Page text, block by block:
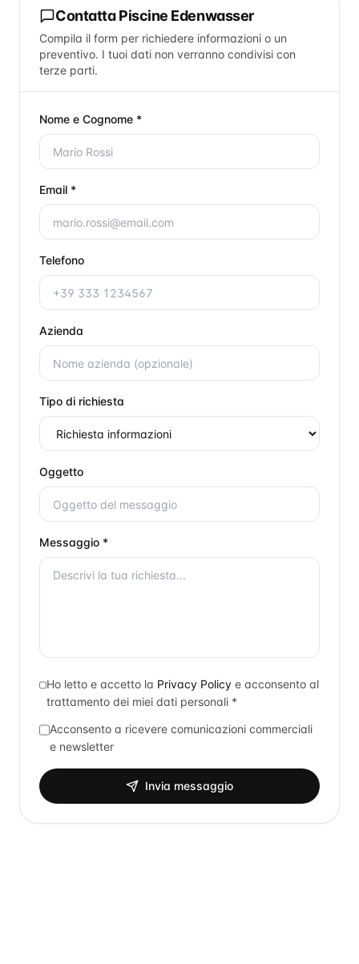
ContattaPiscine Edenwasser
Compila il form per richiedere informazioni o un
preventivo. I tuoi dati non verranno condivisi con
terze parti.
Nome e Cognome *
Email *
Telefono
Azienda
Tipo di richiesta
Oggetto
Messaggio *
Ho letto e accetto la Privacy Policy e acconsento al
trattamento dei miei dati personali *
Acconsento a ricevere comunicazioni commerciali
e newsletter
Invia messaggio